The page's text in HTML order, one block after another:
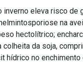
eleva risco de
na
hectolítrico;
da soja,
hídrico no enchimento